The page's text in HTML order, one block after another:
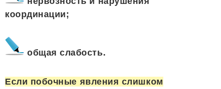
координации;
общая слабость.
Если побочные явления слишком